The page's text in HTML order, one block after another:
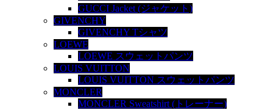
GUCCI Jacket (ジャケット)
GIVENCHY
GIVENCHY Tシャツ
LOEWE
LOEWE スウェットパンツ
LOUIS VUITTON
LOUIS VUITTON スウェットパンツ
MONCLER
MONCLER Sweatshirt (トレーナー)